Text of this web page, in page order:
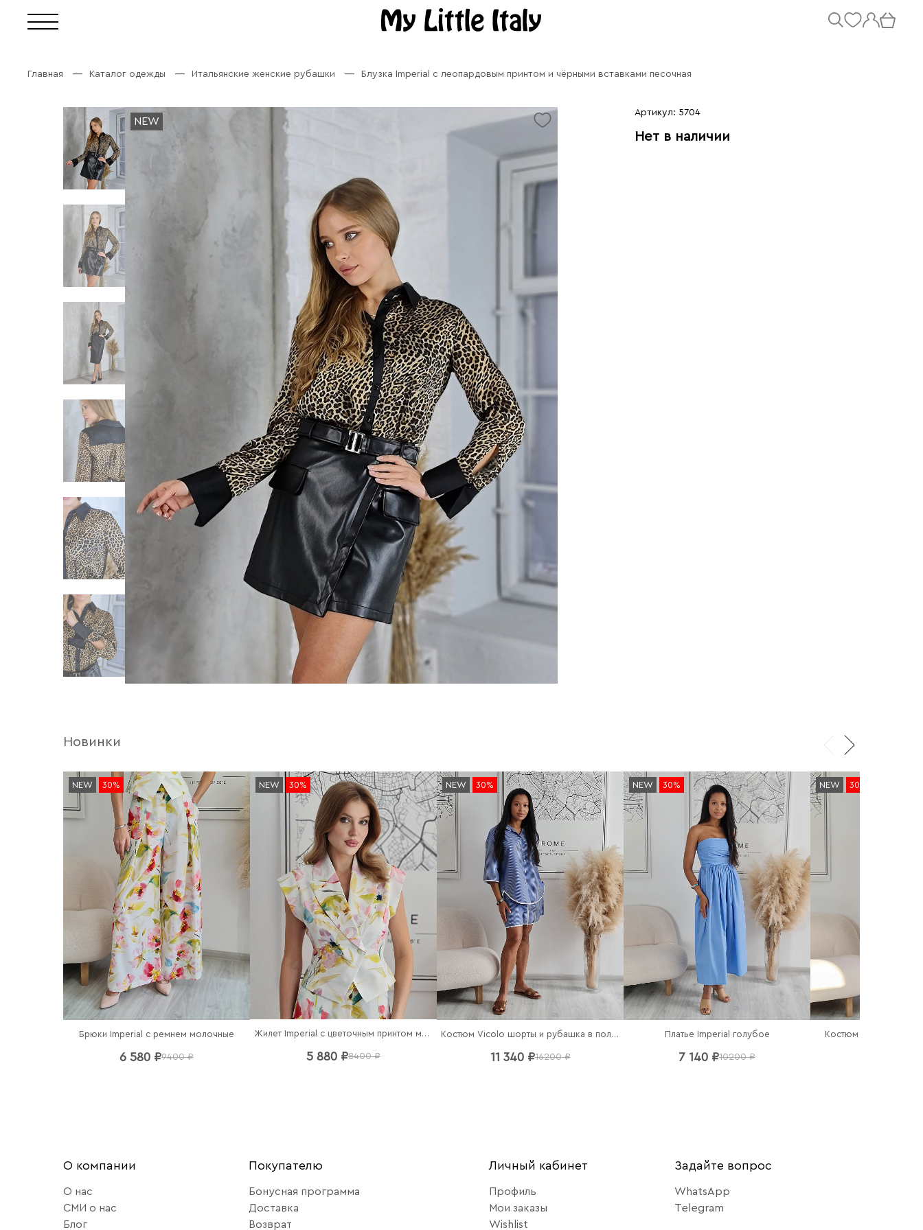
Главная Каталог одежды Итальянские женские рубашки Блузка Imperial с леопардовым принтом и чёрными вставками песочная
NEW
Артикул: 5704
Нет в наличии
Новинки
NEW 30%
Брюки Imperial c ремнем молочные
6 580 ₽9400 ₽
NEW 30%
Жилет Imperial с цветочным принтом молочный
5 880 ₽8400 ₽
NEW 30%
Костюм Vicolo шорты и рубашка в полоску
11 340 ₽16200 ₽
NEW 30%
Платье Imperial голубое
7 140 ₽10200 ₽
NEW 30%
Костюм Imperial топ и
О компании
О нас
СМИ о нас
Блог
Покупателю
Бонусная программа
Доставка
Возврат
Личный кабинет
Профиль
Мои заказы
Wishlist
Задайте вопрос
WhatsApp
Telegram